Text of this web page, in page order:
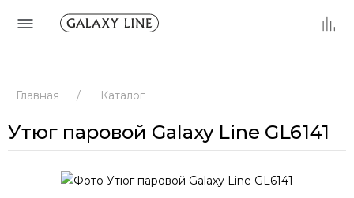
Главная / Каталог
Утюг паровой Galaxy Line GL6141